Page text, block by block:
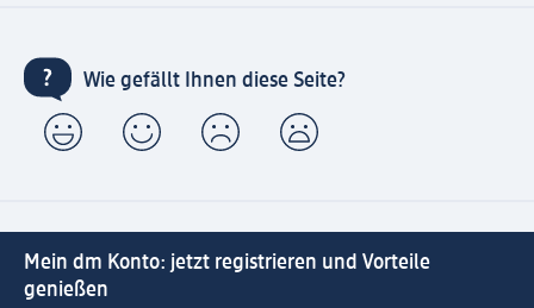
Wie gefällt Ihnen diese Seite?
Mein dm Konto: jetzt registrieren und Vorteile
genießen